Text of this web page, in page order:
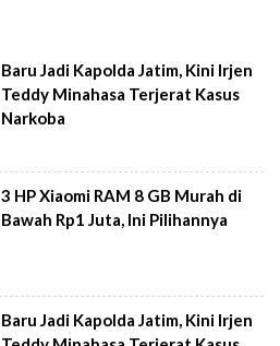
Baru Jadi Kapolda Jatim, Kini Irjen
Teddy Minahasa Terjerat Kasus
Narkoba
3 HP Xiaomi RAM 8 GB Murah di
Bawah Rp1 Juta, Ini Pilihannya
Baru Jadi Kapolda Jatim, Kini Irjen